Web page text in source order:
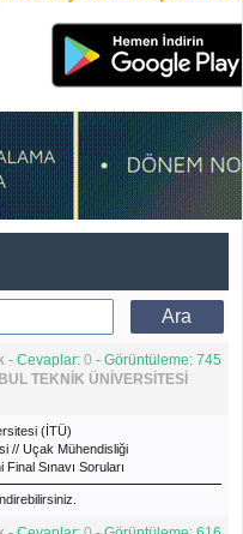
- Cevaplar: 0 - Görüntüleme: 745
TEKNİK ÜNİVERSİTESİ
(İTÜ)
// Uçak Mühendisliği
Sınavı Soruları